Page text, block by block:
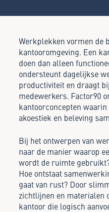
Werkplekken vormen de
kantooromgeving. Een
doen dan alleen
ondersteunt dagelijkse
productiviteit en draagt
medewerkers. Factor90
kantoorconcepten
akoestiek en beleving
Bij het ontwerpen van
naar de manier waarop
wordt de ruimte
Hoe ontstaat
gaat van rust? Door
zichtlijnen en materialen
kantoor die logisch